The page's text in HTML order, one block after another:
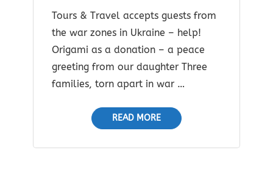
Tours & Travel accepts guests from
the war zones in Ukraine – help!
Origami as a donation – a peace
greeting from our daughter Three
families, torn apart in war …
READ MORE